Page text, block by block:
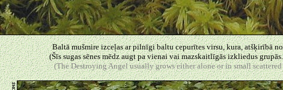
Baltā mušmire izceļas ar pilnīgi baltu cepurītes virsu, kura, atšķirībā
(Šīs sugas sēnes mēdz augt pa vienai vai mazskaitlīgās izkliedus
(The Destroying Angel usually grows either alone or in small